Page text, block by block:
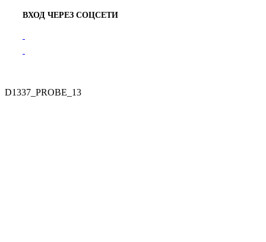
ВХОД ЧЕРЕЗ СОЦСЕТИ